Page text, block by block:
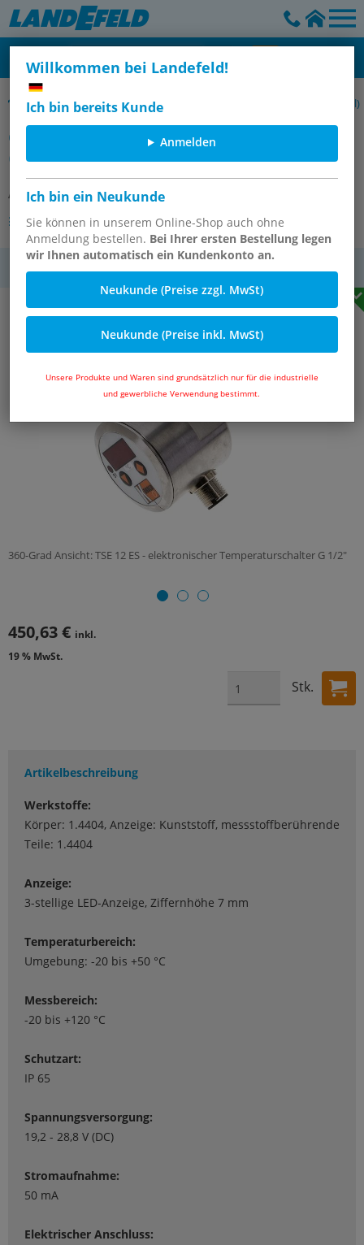
Willkommen bei Landefeld!
Ich bin bereits Kunde
Anmelden
Ich bin ein Neukunde
Sie können in unserem Online-Shop auch ohne
Anmeldung bestellen. Bei Ihrer ersten Bestellung legen
wir Ihnen automatisch ein Kundenkonto an.
Neukunde (Preise zzgl. MwSt)
Neukunde (Preise inkl. MwSt)
Unsere Produkte und Waren sind grundsätzlich nur für die industrielle
und gewerbliche Verwendung bestimmt.
Elektronische Temperaturschalter, -20°C bis +120°C (Auslaufartikel)
elektronischer Temperaturschalter
G 1/2"
Artikelnummer: TSE 12 ES
Andere Varianten des Artikels
MwSt.
360-Grad Ansicht: TSE 12 ES - elektronischer Temperaturschalter G 1/2"
450,63 € inkl.
19 % MwSt.
Stk.
Artikelbeschreibung
Werkstoffe:
Körper: 1.4404, Anzeige: Kunststoff, messstoffberührende
Teile: 1.4404
Anzeige:
3-stellige LED-Anzeige, Ziffernhöhe 7 mm
Temperaturbereich:
Umgebung: -20 bis +50 °C
Messbereich:
-20 bis +120 °C
Schutzart:
IP 65
Spannungsversorgung:
19,2 - 28,8 V (DC)
Stromaufnahme:
50 mA
Elektrischer Anschluss: